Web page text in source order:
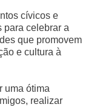
cívicos e
para celebrar a
que promovem
e cultura à
uma ótima
realizar